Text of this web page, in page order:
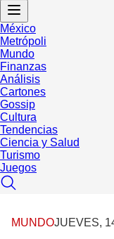
México
Metrópoli
Mundo
Finanzas
Análisis
Cartones
Gossip
Cultura
Tendencias
Ciencia y Salud
Turismo
Juegos
MUNDOJUEVES,